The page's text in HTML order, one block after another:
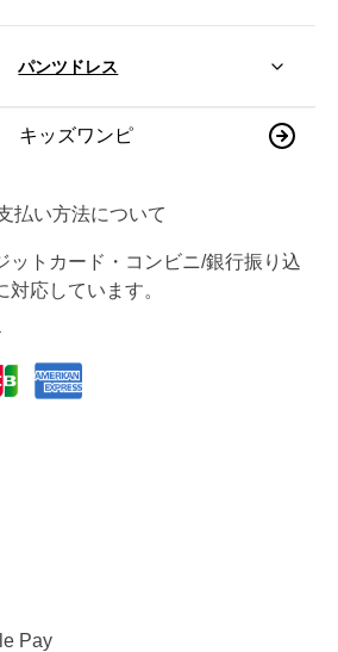
パンツドレス
キッズワンピ
払い方法について
ットカード・コンビニ/銀行振り込
応しています。
Pay